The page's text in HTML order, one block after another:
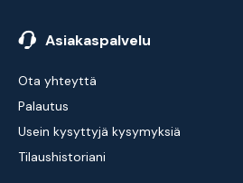
Asiakaspalvelu
Ota yhteyttä
Palautus
Usein kysyttyjä kysymyksiä
Tilaushistoriani